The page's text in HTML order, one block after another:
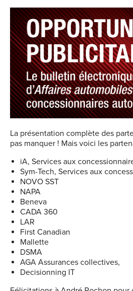
La présentation complète des
pas manquer ! Mais voici les
iA, Services aux
Sym-Tech, Services aux
NOVO SST
NAPA
Beneva
CADA 360
LAR
First Canadian
Mallette
DSMA
AGA Assurances collectives,
Decisionning IT